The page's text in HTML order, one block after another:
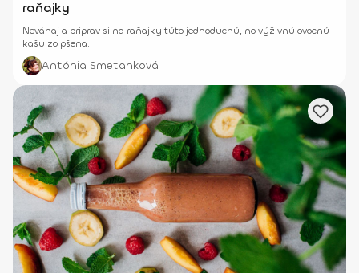
raňajky
Neváhaj a priprav si na raňajky túto jednoduchú, no výživnú ovocnú
kašu zo pšena.
Antónia Smetanková